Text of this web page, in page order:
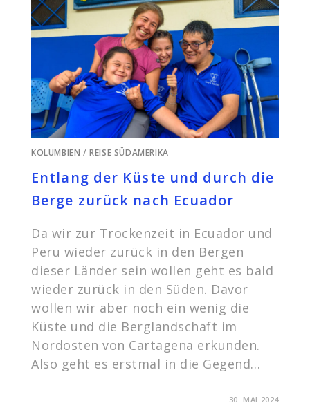
KOLUMBIEN /REISE SÜDAMERIKA
Entlang der Küste und durch die
Berge zurück nach Ecuador
Da wir zur Trockenzeit in Ecuador und
Peru wieder zurück in den Bergen
dieser Länder sein wollen geht es bald
wieder zurück in den Süden. Davor
wollen wir aber noch ein wenig die
Küste und die Berglandschaft im
Nordosten von Cartagena erkunden.
Also geht es erstmal in die Gegend…
30. MAI 2024